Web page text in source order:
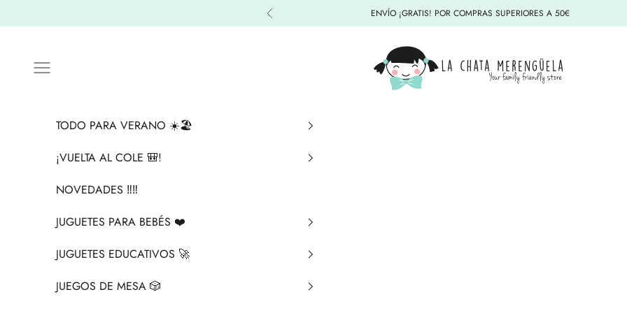
Anterior ENVÍO ¡GRATIS! POR COMPRAS SUPERIORES A 50€
La Chata Merengüela
Menú
TODO PARA VERANO ☀️🏖️
¡VUELTA AL COLE 🎒!
NOVEDADES ‼️​‼️​
JUGUETES PARA BEBÉS ❤️​
JUGUETES EDUCATIVOS 🚀
JUEGOS DE MESA 🎲